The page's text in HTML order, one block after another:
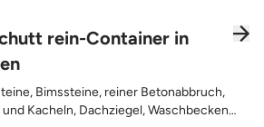
rein-Container in
Bimssteine, reiner Betonabbruch,
und Kacheln, Dachziegel, Waschbecken